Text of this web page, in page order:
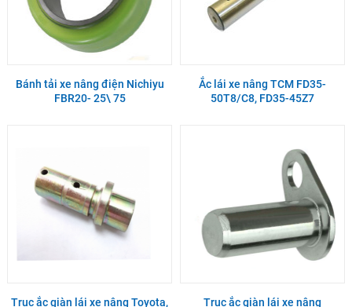
Bánh tải xe nâng điện Nichiyu
FBR20- 25\ 75
Ắc lái xe nâng TCM FD35-
50T8/C8, FD35-45Z7
Trục ắc giàn lái xe nâng Toyota,
Trục ắc giàn lái xe nâng